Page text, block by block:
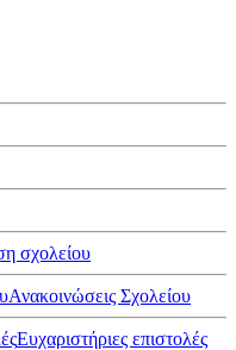
σχολείου
Ανακοινώσεις Σχολείου
Ευχαριστήριες επιστολές